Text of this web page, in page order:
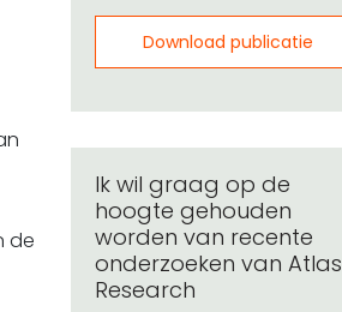
de
Download publicatie
Ik wil graag op de
hoogte gehouden
worden van recente
onderzoeken van Atlas
Research